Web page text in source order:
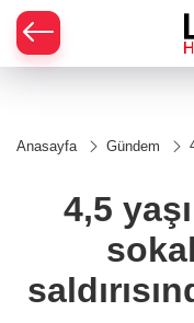
Anasayfa Gündem
4,5